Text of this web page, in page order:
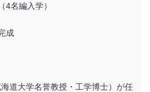
4名編入学）
成
道大学名誉教授・工学博士）が任